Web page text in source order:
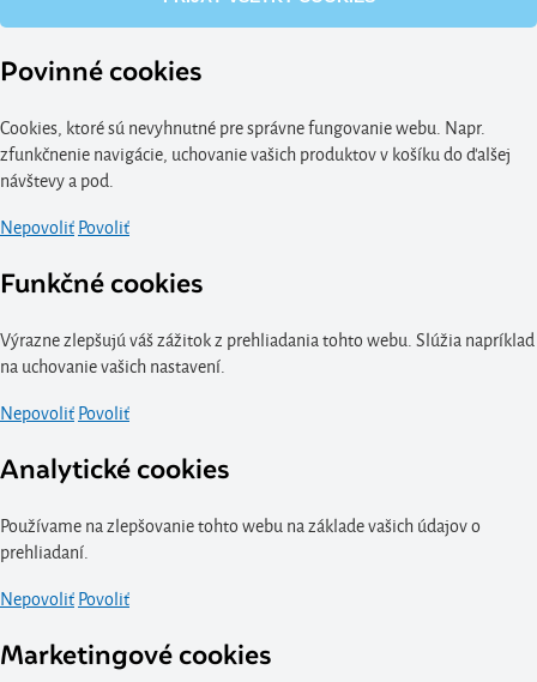
Povinné cookies
Cookies, ktoré sú nevyhnutné pre správne fungovanie webu. Napr.
zfunkčnenie navigácie, uchovanie vašich produktov v košíku do ďalšej
návštevy a pod.
NepovoliťPovoliť
Funkčné cookies
Výrazne zlepšujú váš zážitok z prehliadania tohto webu. Slúžia napríklad
na uchovanie vašich nastavení.
NepovoliťPovoliť
Analytické cookies
Používame na zlepšovanie tohto webu na základe vašich údajov o
prehliadaní.
NepovoliťPovoliť
Marketingové cookies